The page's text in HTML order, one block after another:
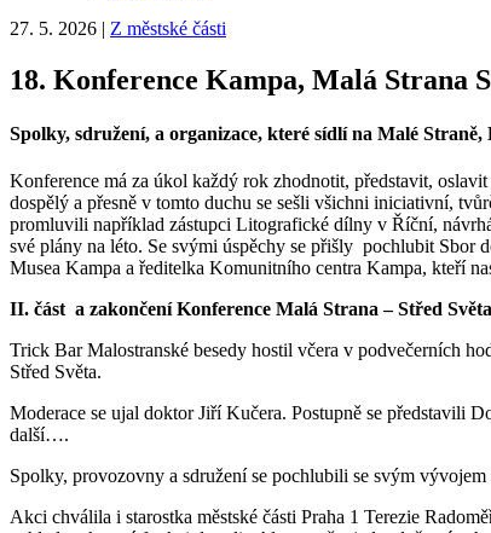
27. 5. 2026 | Z městské části
18. Konference Kampa, Malá Strana
Spolky, sdružení, a organizace, které sídlí na Malé
Konference má za úkol každý rok zhodnotit, představit,
dospělý a přesně v tomto duchu se sešli všichni iniciativní,
promluvili například zástupci Litografické dílny v Říční,
své plány na léto. Se svými úspěchy se přišly pochlubit Sbor
Musea Kampa a ředitelka Komunitního centra Kampa, kteří
II. část a zakončení Konference Malá Strana – Střed Světa
Trick Bar Malostranské besedy hostil včera v podvečerních
Střed Světa.
Moderace se ujal doktor Jiří Kučera. Postupně se představili
další….
Spolky, provozovny a sdružení se pochlubili se svým
Akci chválila i starostka městské části Praha 1 Terezie